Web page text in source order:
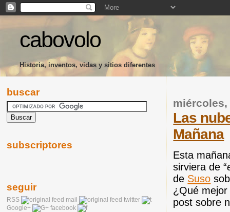
cabovolo
Historia, inventos, vidas y sitios diferentes
miércoles,
Las
Mañana
Esta
sirviera de “
de Suso
¿Qué
post sobre
buscar
subscriptores
seguir
RSS mail
twitter
Google+
facebook